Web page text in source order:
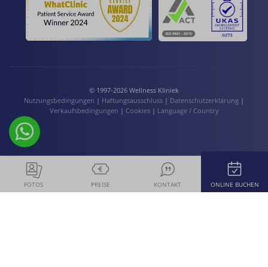
© 1997-2026 Wellness Kliniek
Nutzungsbedingungen | Haftungsausschluss | Datenschutzerklärung |
Verkaufsbedingungen | Cookies| Language / Country
FOTOS PREISE KONTAKT ONLINE BUCHEN